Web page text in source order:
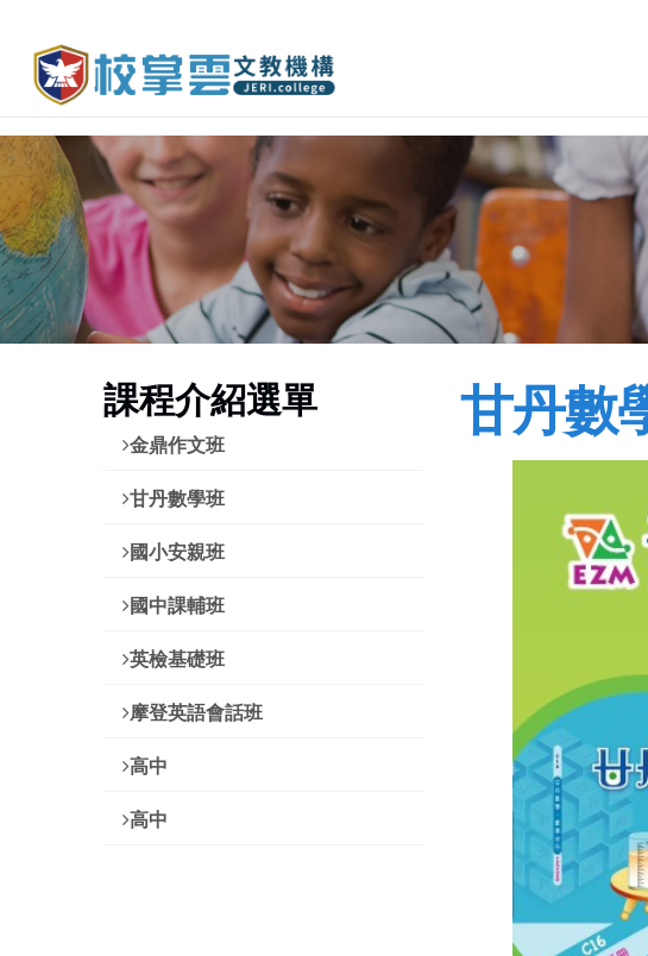
課程介紹選單
金鼎作文班
甘丹數學班
國小安親班
國中課輔班
英檢基礎班
摩登英語會話班
高中
高中
甘丹數